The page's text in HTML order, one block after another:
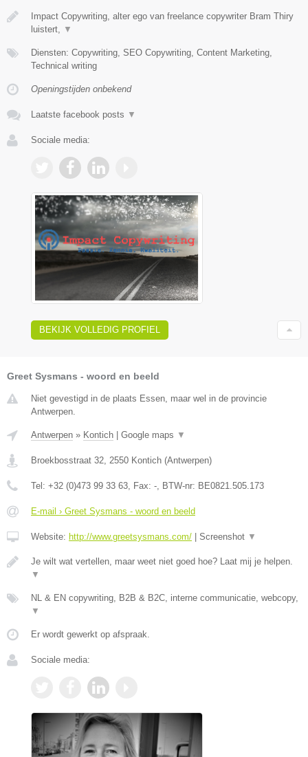
Impact Copywriting, alter ego van freelance copywriter Bram Thiry
luistert, ▼
Diensten: Copywriting, SEO Copywriting, Content Marketing,
Technical writing
Openingstijden onbekend
Laatste facebook posts ▼
Sociale media:
BEKIJK VOLLEDIG PROFIEL
Greet Sysmans - woord en beeld
Niet gevestigd in de plaats Essen, maar wel in de provincie
Antwerpen.
Antwerpen » Kontich Google maps ▼
Broekbosstraat 32, 2550 Kontich (Antwerpen)
Tel: +32 (0)473 99 33 63, Fax: -, BTW-nr: BE0821.505.173
E-mail › Greet Sysmans - woord en beeld
Website: http://www.greetsysmans.com/ Screenshot ▼
Je wilt wat vertellen, maar weet niet goed hoe? Laat mij je helpen.
▼
NL & EN copywriting, B2B & B2C, interne communicatie, webcopy,
▼
Er wordt gewerkt op afspraak.
Sociale media: